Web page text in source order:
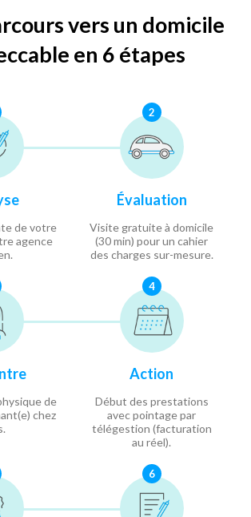
vers un domicile
en 6 étapes
de votre
agence
2
Évaluation
Visite gratuite à domicile
(30 min) pour un cahier
des charges sur-mesure.
de
chez
4
Action
Début des prestations
avec pointage par
télégestion (facturation
au réel).
6